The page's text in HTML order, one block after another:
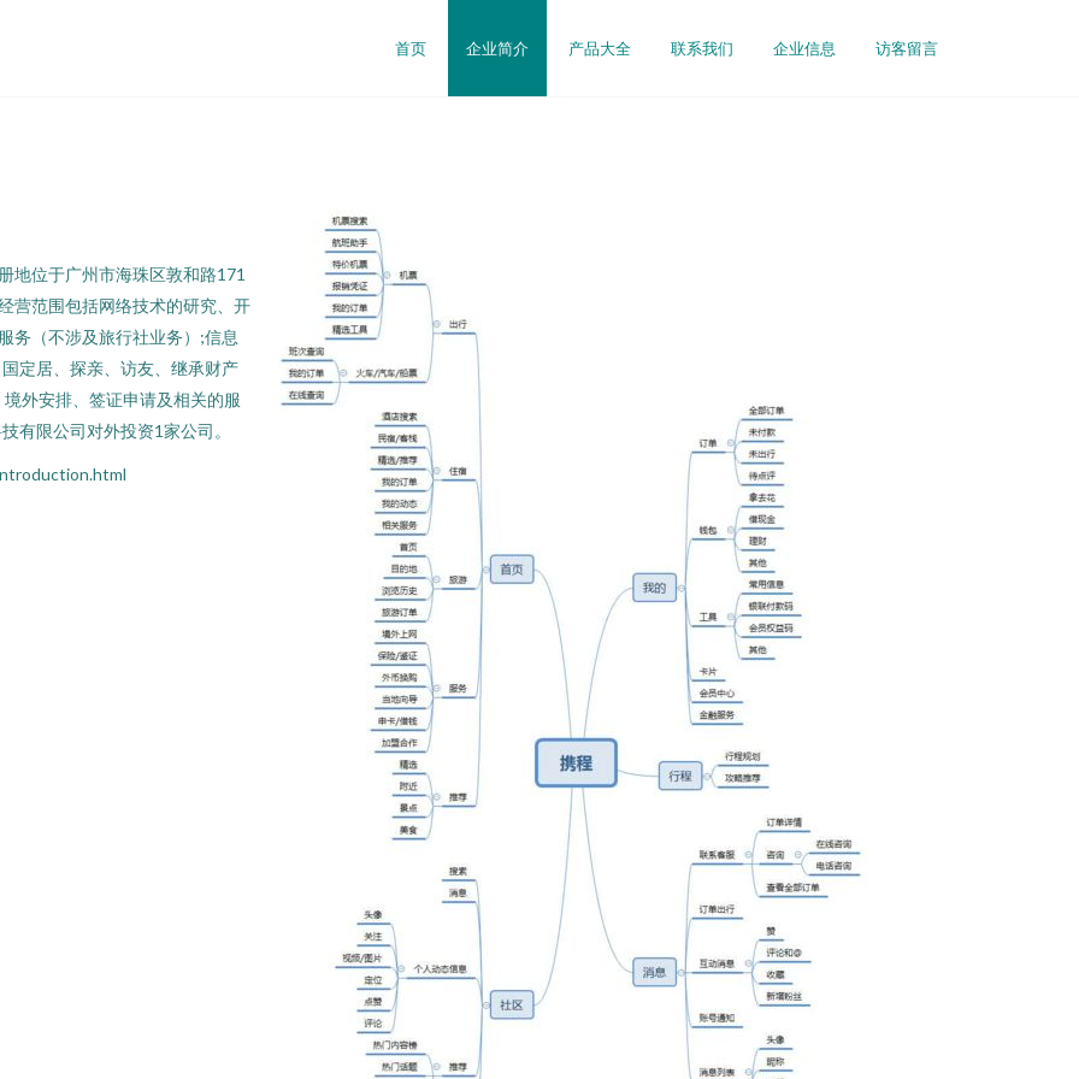
首页 企业简介 产品大全 联系我们 企业信息 访客留言
地位于广州市海珠区敦和路171
营范围包括网络技术的研究、开
务（不涉及旅行社业务）;信息
定居、探亲、访友、继承财产
外安排、签证申请及相关的服
有限公司对外投资1家公司。